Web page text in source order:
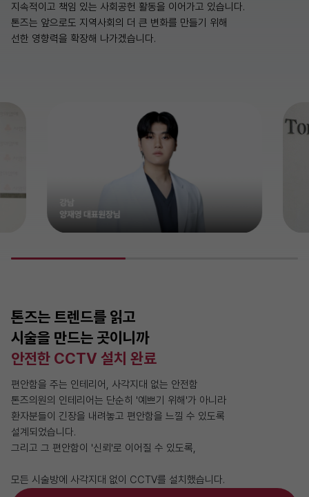
지속적이고 책임 있는 사회공헌 활동을 이어가고 있습니다.
톤즈는 앞으로도 지역사회의 더 큰 변화를 만들기 위해
선한 영향력을 확장해 나가겠습니다.
톤즈는 트렌드를 읽고
시술을 만드는 곳이니까
안전한 CCTV 설치 완료
편안함을 주는 인테리어, 사각지대 없는 안전함
톤즈의원의 인테리어는 단순히 '예쁘기 위해'가 아니라
환자분들이 긴장을 내려놓고 편안함을 느낄 수 있도록
설계되었습니다.
그리고 그 편안함이 '신뢰'로 이어질 수 있도록,
모든 시술방에 사각지대 없이 CCTV를 설치했습니다.